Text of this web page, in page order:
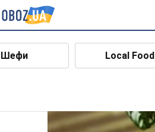
Шефи Local Food